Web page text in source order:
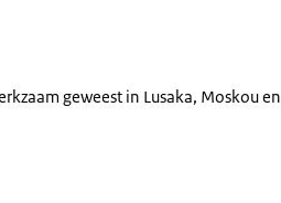
geweest in Lusaka, Moskou en